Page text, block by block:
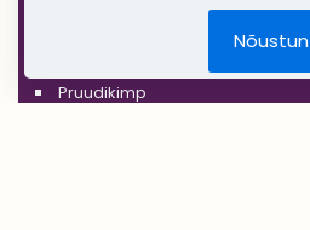
DIY Create Your Wedding
Pruudikimp
Nõustun